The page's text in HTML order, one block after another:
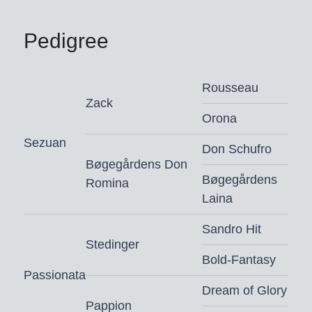
(v. Vitalis), succesvol tot de klasse Z-
hengst Salvation ES (v. Bloomberg).
Grootmoeder Ariane’s Pappion startte
internationaal in de Lichte Tour.
Souverain: moeder is halfzus van de
goedgekeurde Grand Prix-hengst
Souverain is goedgekeurd voor
Denemarken, Oldenburg, Rheinland
en Westfalen
Pedigree
Sezuan
Zack
Rousseau
Orona
Bøgegårdens Don
Romina
Don Schufro
Bøgegårdens
Laina
Passionata
Stedinger
Sandro Hit
Bold-Fantasy
Pappion
Dream of Glory